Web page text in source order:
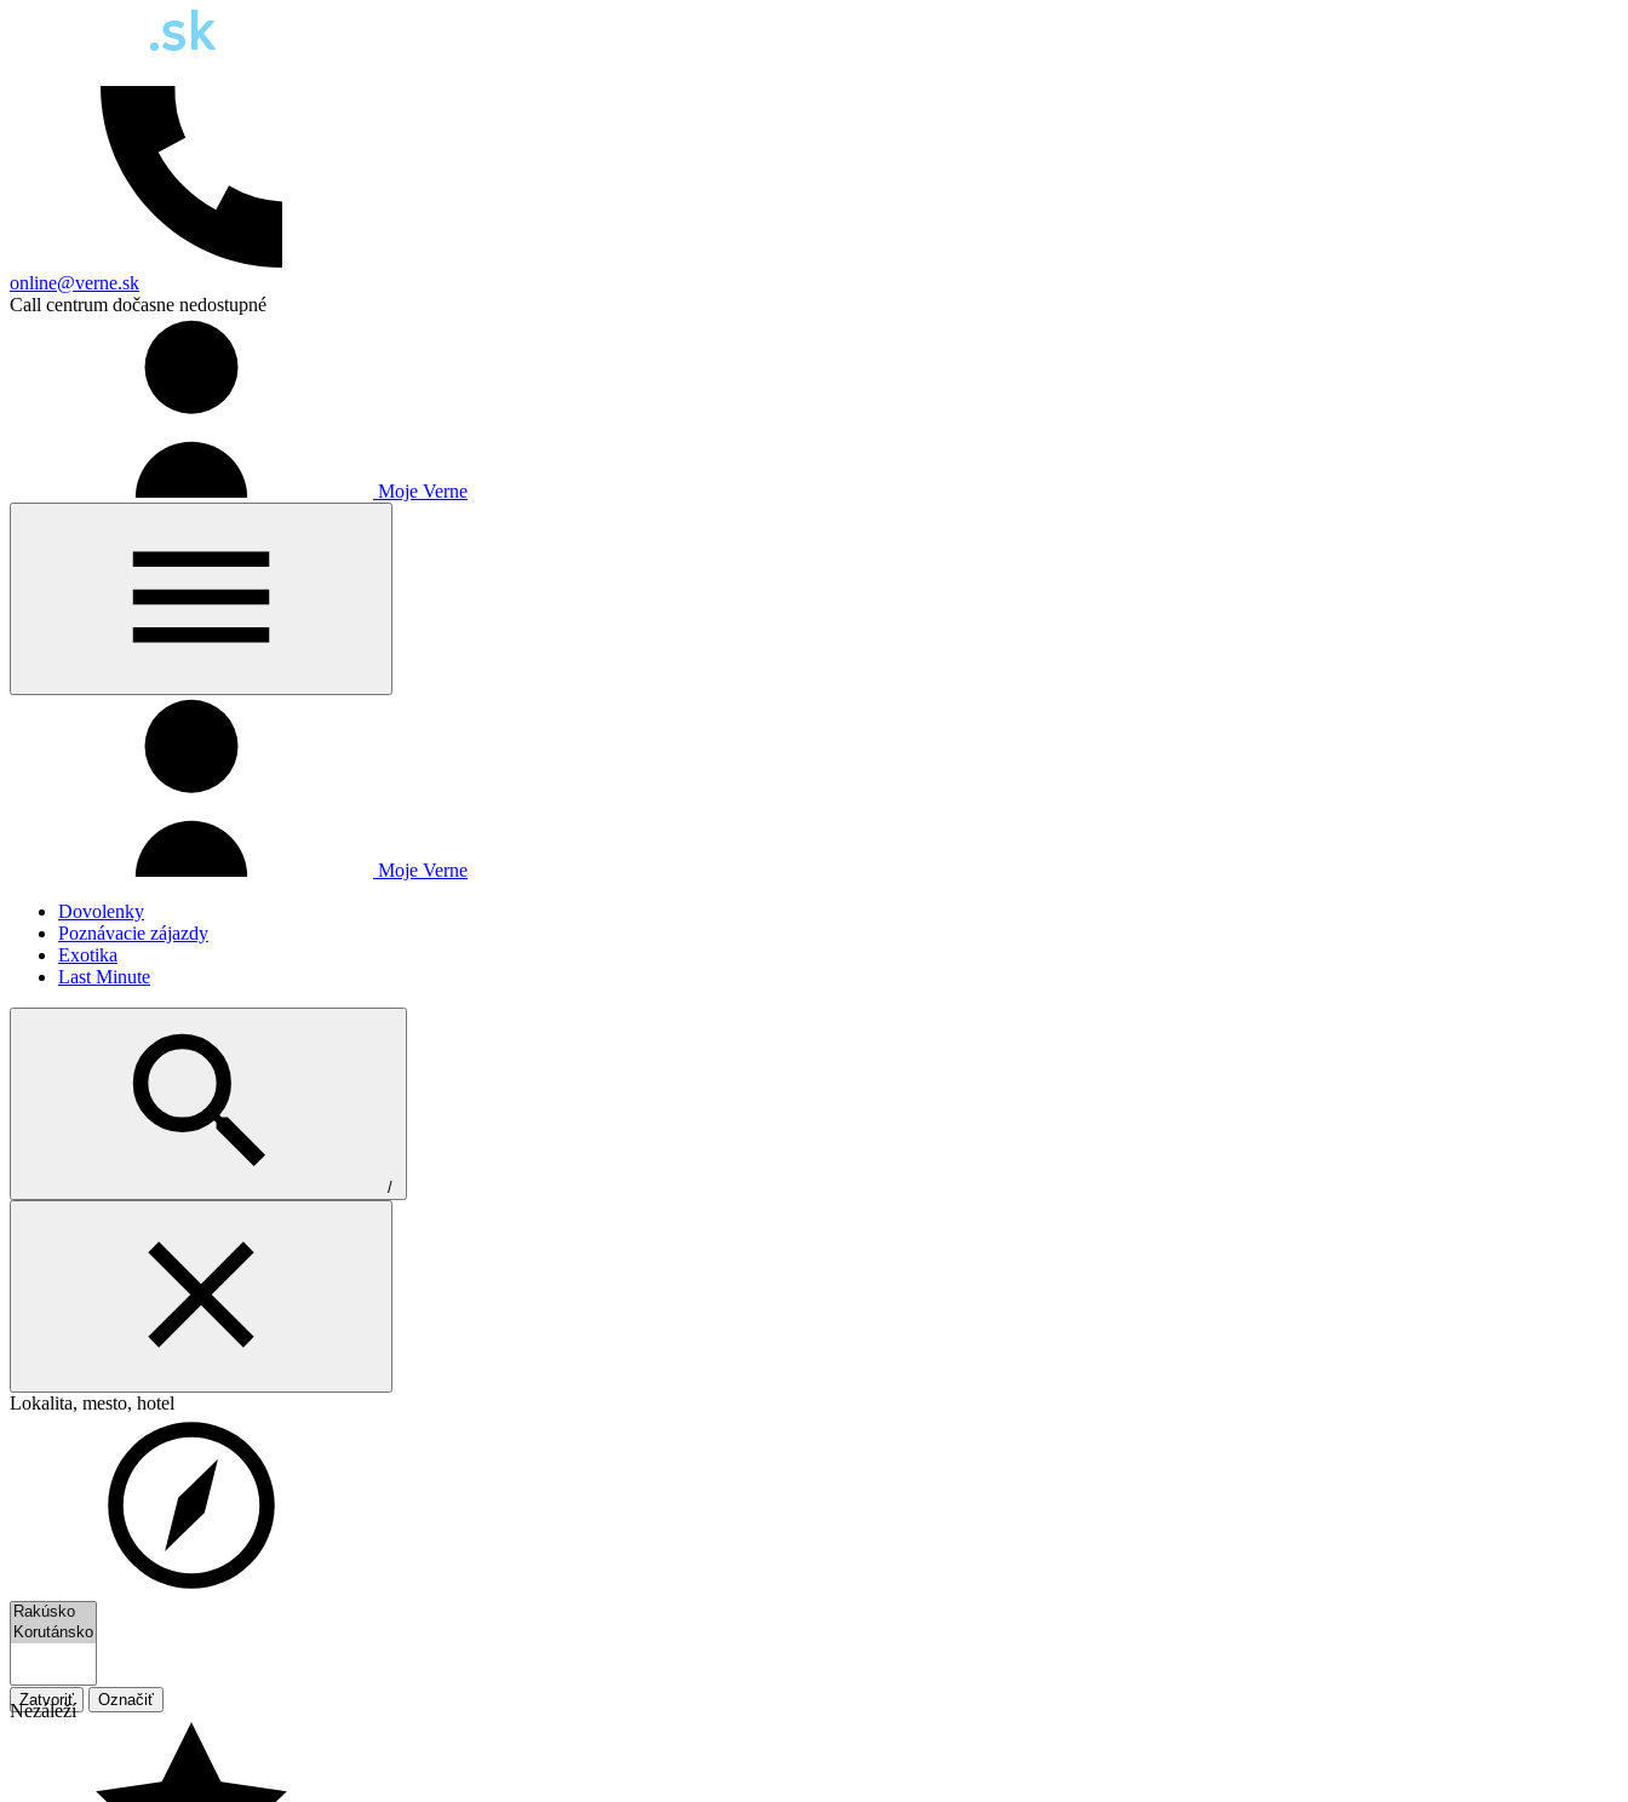
online@verne.sk
Call centrum dočasne nedostupné
Moje Verne
Moje Verne
Dovolenky
Poznávacie zájazdy
Exotika
Last Minute
/
Lokalita, mesto, hotel
Zatvoriť Označiť
Nezáleží